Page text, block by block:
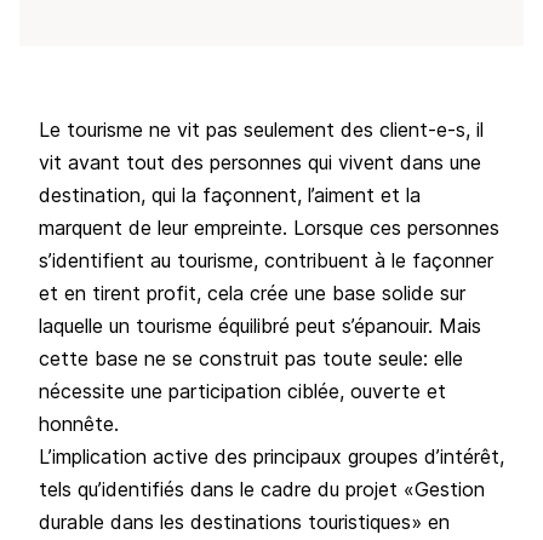
Le tourisme ne vit pas seulement des client-e-s, il
vit avant tout des personnes qui vivent dans une
destination, qui la façonnent, l’aiment et la
marquent de leur empreinte. Lorsque ces personnes
s’identifient au tourisme, contribuent à le façonner
et en tirent profit, cela crée une base solide sur
laquelle un tourisme équilibré peut s’épanouir. Mais
cette base ne se construit pas toute seule: elle
nécessite une participation ciblée, ouverte et
honnête.
L’implication active des principaux groupes d’intérêt,
tels qu’identifiés dans le cadre du projet «Gestion
durable dans les destinations touristiques» en